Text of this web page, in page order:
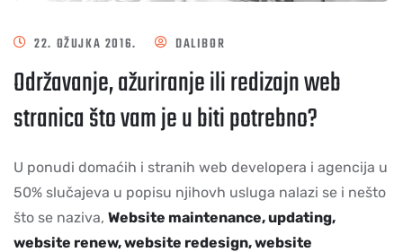
22. OŽUJKA 2016. DALIBOR
Održavanje, ažuriranje ili redizajn web
stranica što vam je u biti potrebno?
U ponudi domaćih i stranih web developera i agencija u
50% slučajeva u popisu njihovh usluga nalazi se i nešto
što se naziva, Website maintenance, updating,
website renew, website redesign, website